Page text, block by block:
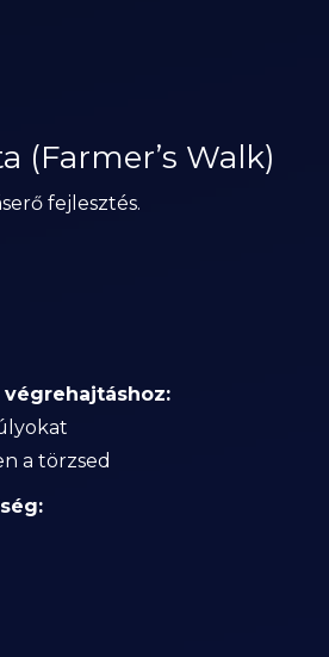
(Farmer’s Walk)
fejlesztés.
a törzsed